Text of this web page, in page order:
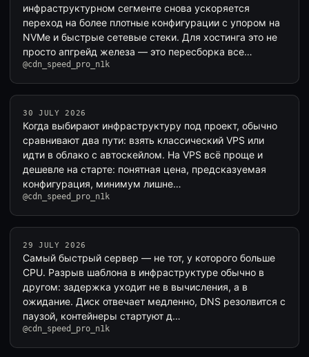
инфраструктурном сегменте снова ускоряется
переход на более плотные конфигурации с упором на
NVMe и быстрые сетевые стеки. Для хостинга это не
просто апгрейд железа — это пересборка все…
@cdn_speed_pro_n1k
30 JULY 2026
Когда выбирают инфраструктуру под проект, обычно
сравнивают два пути: взять классический VPS или
идти в облако с автоскейлом. На VPS всё проще и
дешевле на старте: понятная цена, предсказуемая
конфигурация, минимум лишне…
@cdn_speed_pro_n1k
29 JULY 2026
Самый быстрый сервер — не тот, у которого больше
CPU. Разрыв шаблона в инфраструктуре обычно в
другом: задержка уходит не в вычисления, а в
ожидание. Диск отвечает медленно, DNS резолвится с
паузой, контейнеры стартуют д…
@cdn_speed_pro_n1k